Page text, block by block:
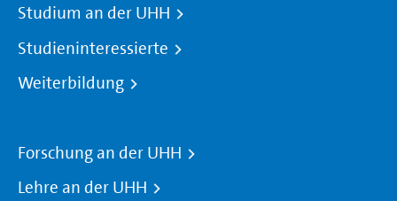
Studium an der UHH
Studieninteressierte
Weiterbildung
Forschung an der UHH
Lehre an der UHH